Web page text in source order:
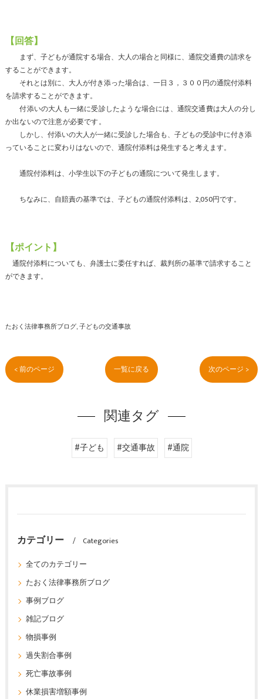
【回答】
まず、子どもが通院する場合、大人の場合と同様に、通院交通費の請求を
することができます。
それとは別に、大人が付き添った場合は、一日３，３００円の通院付添料
を請求することができます。
付添いの大人も一緒に受診したような場合には、通院交通費は大人の分し
か出ないので注意が必要です。
しかし、付添いの大人が一緒に受診した場合も、子どもの受診中に付き添
っていることに変わりはないので、通院付添料は発生すると考えます。
通院付添料は、小学生以下の子どもの通院について発生します。
ちなみに、自賠責の基準では、子どもの通院付添料は、2,050円です。
【ポイント】
通院付添料についても、弁護士に委任すれば、裁判所の基準で請求すること
ができます。
たおく法律事務所ブログ 子どもの交通事故
< 前のページ 一覧に戻る 次のページ >
関連タグ
#子ども #交通事故 #通院
カテゴリー
Categories
全てのカテゴリー
たおく法律事務所ブログ
事例ブログ
雑記ブログ
物損事例
過失割合事例
死亡事故事例
休業損害増額事例